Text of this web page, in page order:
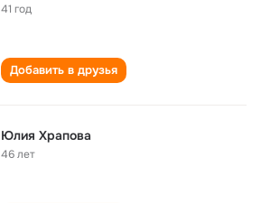
41 год
Добавить в друзья
Юлия Храпова
46 лет